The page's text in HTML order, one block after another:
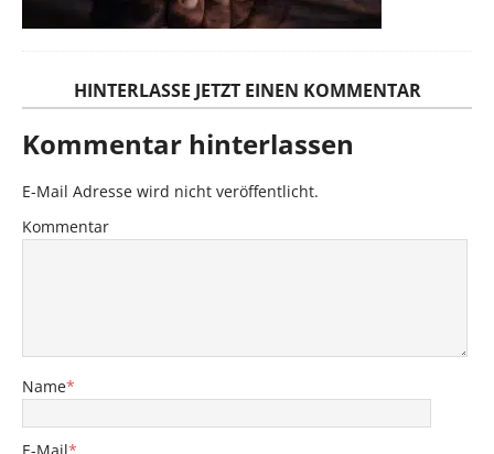
HINTERLASSE JETZT EINEN KOMMENTAR
Kommentar hinterlassen
E-Mail Adresse wird nicht veröffentlicht.
Kommentar
Name*